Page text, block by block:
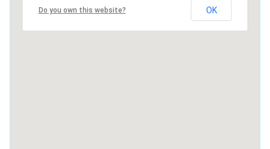
Do you own this website? OK